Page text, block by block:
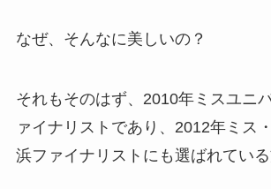
なぜ、そんなに美しいの？
それもそのはず、2010年ミスユニ
ァイナリストであり、2012年ミス
浜ファイナリストにも選ばれている